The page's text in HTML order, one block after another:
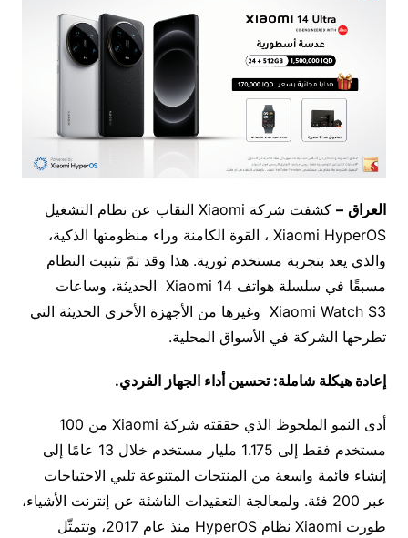
العراق –
كشفت شركة Xiaomi النقاب عن نظام التشغيل
Xiaomi HyperOS ، القوة الكامنة وراء منظومتها الذكية،
والذي يعد بتجربة مستخدم ثورية. هذا وقد تمّ تثبيت النظام
مسبقًا في سلسلة هواتف Xiaomi 14 الحديثة، وساعات
Xiaomi Watch S3 وغيرها من الأجهزة الأخرى الحديثة التي
تطرحها الشركة في الأسواق المحلية.
إعادة هيكلة شاملة: تحسين أداء الجهاز الفردي.
أدى النمو الملحوظ الذي حققته شركة Xiaomi من 100
مستخدم فقط إلى 1.175 مليار مستخدم خلال 13 عامًا إلى
إنشاء قائمة واسعة من المنتجات المتنوعة تلبي الاحتياجات
عبر 200 فئة. ولمعالجة التعقيدات الناشئة عن إنترنت الأشياء،
طورت Xiaomi نظام HyperOS منذ عام 2017، وتتمثّل